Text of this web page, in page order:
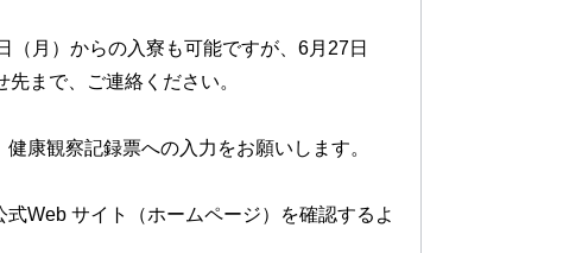
月）からの入寮も可能ですが、6月27日
まで、ご連絡ください。
康観察記録票への入力をお願いします。
Web サイト（ホームページ）を確認するよ